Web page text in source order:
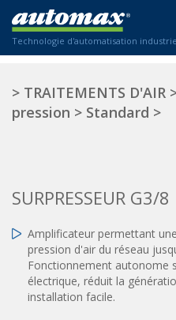
Technologie d'automatisation
Actionneurs normalisés
Actionneurs standardisés
Amortisseurs hydrauliques
Régulateurs hydrauliques
Emballage
Nous sommes
+33 0
> TRAITEMENTS D'AIR
pression > Standard >
SURPRESSEUR G3/8
Amplificateur permettant
pression d'air du réseau
Fonctionnement autonome
électrique, réduit la
installation facile.